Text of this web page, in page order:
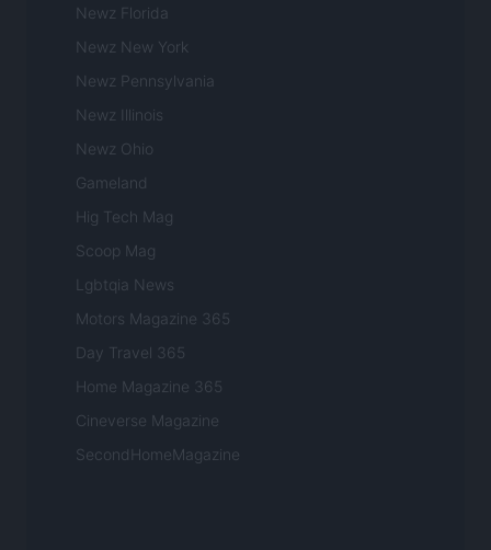
Newz Florida
Newz New York
Newz Pennsylvania
Newz Illinois
Newz Ohio
Gameland
Hig Tech Mag
Scoop Mag
Lgbtqia News
Motors Magazine 365
Day Travel 365
Home Magazine 365
Cineverse Magazine
SecondHomeMagazine